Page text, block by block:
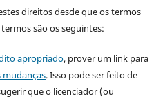
direitos desde que os termos
são os seguintes:
apropriado, prover um link para
mudanças. Isso pode ser feito de
que o licenciador (ou